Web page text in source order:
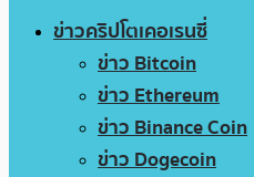
ข่าวคริปโตเคอเรนซี่
ข่าว Bitcoin
ข่าว Ethereum
ข่าว Binance Coin
ข่าว Dogecoin